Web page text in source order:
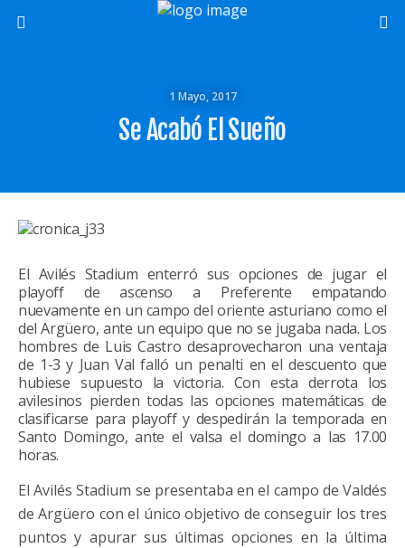
1 Mayo, 2017
Se Acabó El Sueño
El Avilés Stadium enterró sus opciones de jugar el
playoff de ascenso a Preferente empatando
nuevamente en un campo del oriente asturiano como el
del Argüero, ante un equipo que no se jugaba nada. Los
hombres de Luis Castro desaprovecharon una ventaja
de 1-3 y Juan Val falló un penalti en el descuento que
hubiese supuesto la victoria. Con esta derrota los
avilesinos pierden todas las opciones matemáticas de
clasificarse para playoff y despedirán la temporada en
Santo Domingo, ante el valsa el domingo a las 17.00
horas.
El Avilés Stadium se presentaba en el campo de Valdés
de Argüero con el único objetivo de conseguir los tres
puntos y apurar sus últimas opciones en la última